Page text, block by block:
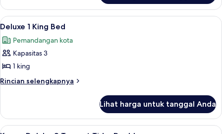
Tidur
Queen,
akses
difabel,
bathtub
(Mobility
Hearing)
Kamar
Deluks,
2
Tidur
Queen,
difabel,
bathtub
(Mobility
Lihat
semua
foto
untuk
Deluxe
1
Deluxe 1 King Bed | Seprai
9
Deluxe 1 King Bed
Pemandangan kota
Kapasitas 3
1 king
Rincian selengkapnya
Rincian
Deluxe
Lihat harga untuk tanggal Anda
Lihat
Kamar Deluks, 2 Tempat Tidur